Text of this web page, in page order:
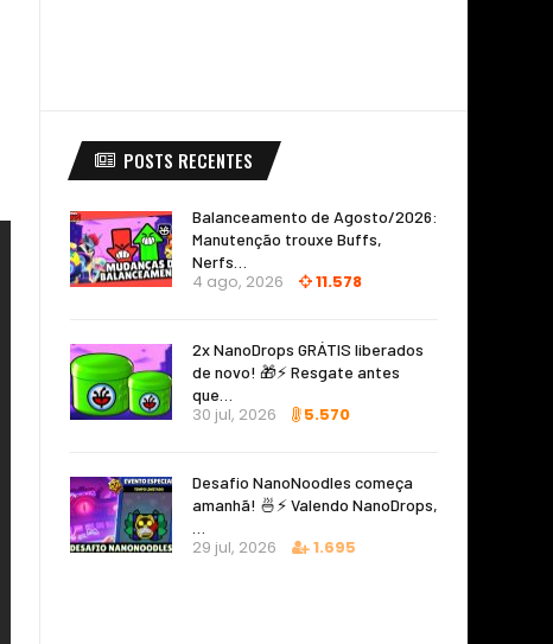
POSTS RECENTES
Balanceamento de Agosto/2026:
Manutenção trouxe Buffs,
Nerfs…
4 ago, 2026 11.578
2x NanoDrops GRÁTIS liberados
de novo! 🎁⚡ Resgate antes
que…
30 jul, 2026 5.570
Desafio NanoNoodles começa
amanhã! 🍜⚡ Valendo NanoDrops,
29 jul, 2026 1.695